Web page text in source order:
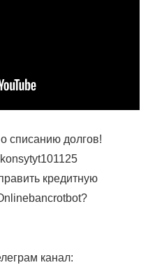
списанию долгов!
кредитную
канал: